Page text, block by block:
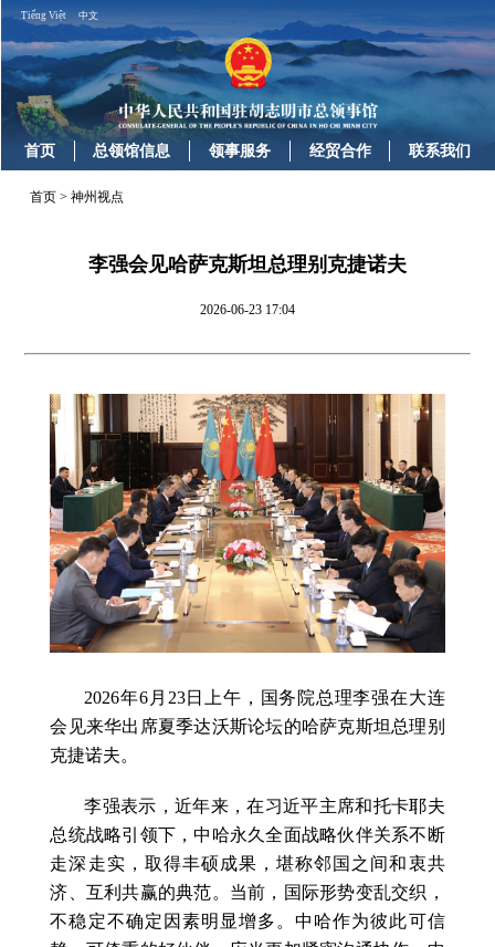
Tiếng Việt 中文
首页 总领馆信息 领事服务 经贸合作 联系我们
首页 >神州视点
李强会见哈萨克斯坦总理别克捷诺夫
2026-06-23 17:04
2026年6月23日上午，国务院总理李强在大连
会见来华出席夏季达沃斯论坛的哈萨克斯坦总理别
克捷诺夫。
李强表示，近年来，在习近平主席和托卡耶夫
总统战略引领下，中哈永久全面战略伙伴关系不断
走深走实，取得丰硕成果，堪称邻国之间和衷共
济、互利共赢的典范。当前，国际形势变乱交织，
不稳定不确定因素明显增多。中哈作为彼此可信